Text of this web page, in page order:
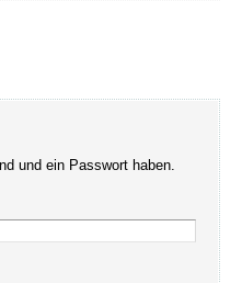
und ein Passwort haben.